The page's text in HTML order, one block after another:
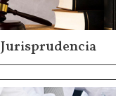
Jurisprudencia